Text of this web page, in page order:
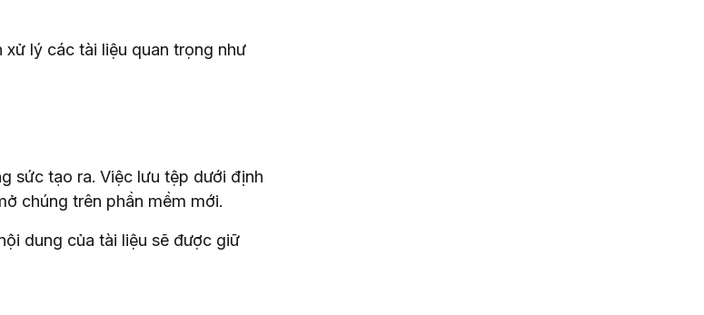
xử lý các tài liệu quan trọng như
sức tạo ra. Việc lưu tệp dưới định
chúng trên phần mềm mới.
dung của tài liệu sẽ được giữ